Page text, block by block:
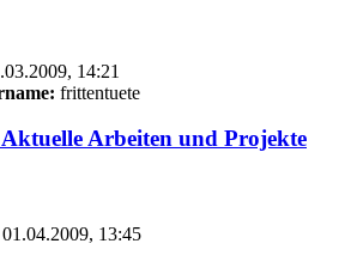
14:21
frittentuete
Arbeiten und Projekte
01.04.2009, 13:45